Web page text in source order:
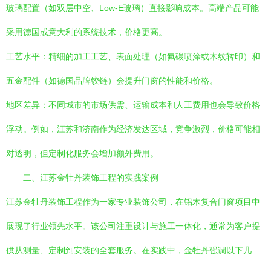
玻璃配置（如双层中空、Low-E玻璃）直接影响成本。高端产品可能
采用德国或意大利的系统技术，价格更高。
工艺水平：精细的加工工艺、表面处理（如氟碳喷涂或木纹转印）和
五金配件（如德国品牌铰链）会提升门窗的性能和价格。
地区差异：不同城市的市场供需、运输成本和人工费用也会导致价格
浮动。例如，江苏和济南作为经济发达区域，竞争激烈，价格可能相
对透明，但定制化服务会增加额外费用。
二、江苏金牡丹装饰工程的实践案例
江苏金牡丹装饰工程作为一家专业装饰公司，在铝木复合门窗项目中
展现了行业领先水平。该公司注重设计与施工一体化，通常为客户提
供从测量、定制到安装的全套服务。在实践中，金牡丹强调以下几